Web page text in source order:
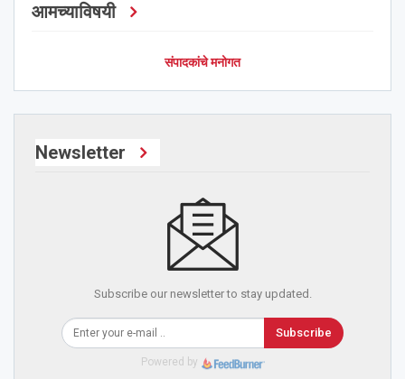
आमच्याविषयी
संपादकांचे मनोगत
Newsletter
Subscribe our newsletter to stay updated.
Subscribe
Powered by